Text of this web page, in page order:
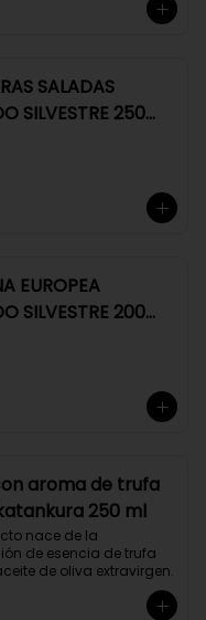
SALADAS
SILVESTRE 250
EUROPEA
SILVESTRE 200
aroma de trufa
250 ml
nace de la
de esencia de trufa
de oliva extravirgen.